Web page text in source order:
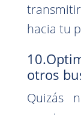
hacia tu
otros
Quizás